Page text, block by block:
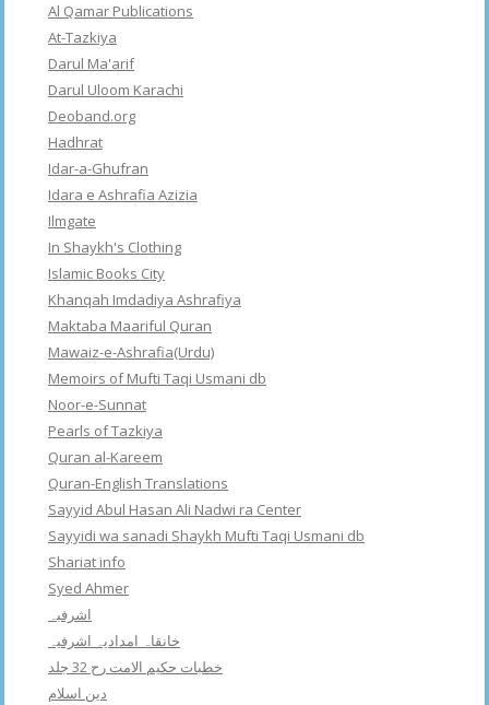
Al Qamar Publications
At-Tazkiya
Darul Ma'arif
Darul Uloom Karachi
Deoband.org
Hadhrat
Idar-a-Ghufran
Idara e Ashrafia Azizia
Ilmgate
In Shaykh's Clothing
Islamic Books City
Khanqah Imdadiya Ashrafiya
Maktaba Maariful Quran
Mawaiz-e-Ashrafia(Urdu)
Memoirs of Mufti Taqi Usmani db
Noor-e-Sunnat
Pearls of Tazkiya
Quran al-Kareem
Quran-English Translations
Sayyid Abul Hasan Ali Nadwi ra Center
Sayyidi wa sanadi Shaykh Mufti Taqi Usmani db
Shariat info
Syed Ahmer
اشرفبہ
خانقاہ امدادیہ اشرفیہ
خطبات حکیم الامت رح 32 جلد
دین اسلام